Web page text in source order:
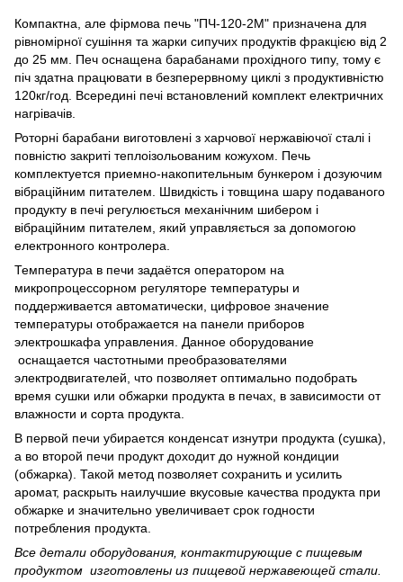
Компактна, але фірмова печь "ПЧ-120-2М" призначена для
рівномірної сушіння та жарки сипучих продуктів фракцією від 2
до 25 мм. Печ оснащена барабанами прохідного типу, тому є
піч здатна працювати в безперервному циклі з продуктивністю
120кг/год. Всередині печі встановлений комплект електричних
нагрівачів.
Роторні барабани виготовлені з харчової нержавіючої сталі і
повністю закриті теплоізольованим кожухом. Печь
комплектуется приемно-накопительным бункером і дозуючим
вібраційним питателем. Швидкість і товщина шару подаваного
продукту в печі регулюється механічним шибером і
вібраційним питателем, який управляється за допомогою
електронного контролера.
Температура в печи задаётся оператором на
микропроцессорном регуляторе температуры и
поддерживается автоматически, цифровое значение
температуры отображается на панели приборов
электрошкафа управления. Данное оборудование
оснащается частотными преобразователями
электродвигателей, что позволяет оптимально подобрать
время сушки или обжарки продукта в печах, в зависимости от
влажности и сорта продукта.
В первой печи убирается конденсат изнутри продукта (сушка),
а во второй печи продукт доходит до нужной кондиции
(обжарка). Такой метод позволяет сохранить и усилить
аромат, раскрыть наилучшие вкусовые качества продукта при
обжарке и значительно увеличивает срок годности
потребления продукта.
Все детали оборудования, контактирующие с пищевым
продуктом изготовлены из пищевой нержавеющей стали.